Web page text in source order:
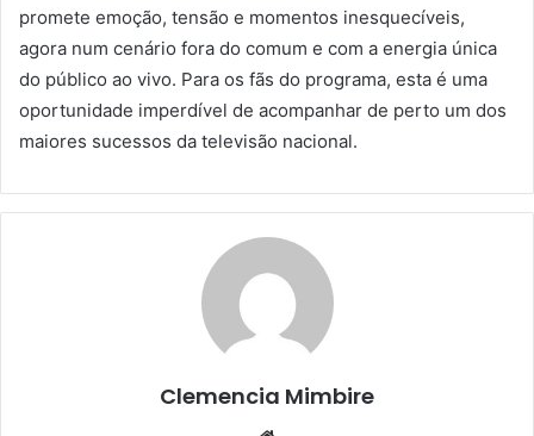
promete emoção, tensão e momentos inesquecíveis,
agora num cenário fora do comum e com a energia única
do público ao vivo. Para os fãs do programa, esta é uma
oportunidade imperdível de acompanhar de perto um dos
maiores sucessos da televisão nacional.
Clemencia Mimbire